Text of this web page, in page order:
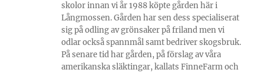
skolor innan vi år 1988 köpte gården här i
Långmossen. Gården har sen dess specialiserat
sig på odling av grönsaker på friland men vi
odlar också spannmål samt bedriver skogsbruk.
På senare tid har gården, på förslag av våra
amerikanska släktingar, kallats FinneFarm och